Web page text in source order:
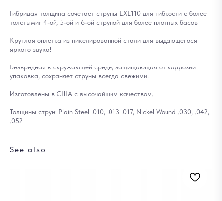
Гибридая толщина сочетает струны EXL110 для гибкости с более
толстымиr 4-ой, 5-ой и 6-ой струной для более плотных басов
Круглая оплетка из никелированной стали для выдающегося
яркого звука!
Безвредная к окружающей среде, защищающая от коррозии
упаковка, сохраняет струны всегда свежими.
Изготовлены в США с высочайшим качеством.
Толщины струн: Plain Steel .010, .013 .017, Nickel Wound .030, .042,
.052
See also